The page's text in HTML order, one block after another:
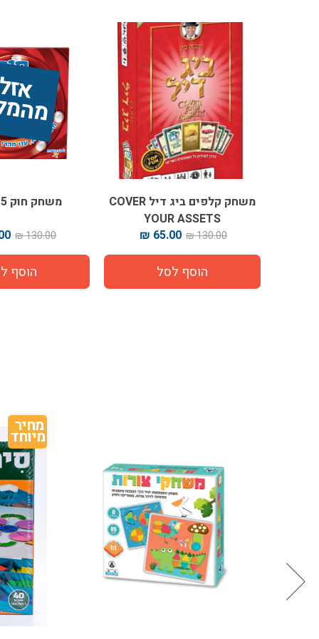
משחק קלפים ביג דיל COVER
YOUR ASSETS
130.00 ₪
65.00 ₪
משחק חוק 5 השניות
130.00 ₪
₪
מחיר
מיוחד